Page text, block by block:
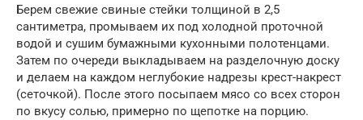
Берем свежие свиные стейки толщиной в 2,5
сантиметра, промываем их под холодной проточной
водой и сушим бумажными кухонными полотенцами.
Затем по очереди выкладываем на разделочную доску
и делаем на каждом неглубокие надрезы крест-накрест
(сеточкой). После этого посыпаем мясо со всех сторон
по вкусу солью, примерно по щепотке на порцию.